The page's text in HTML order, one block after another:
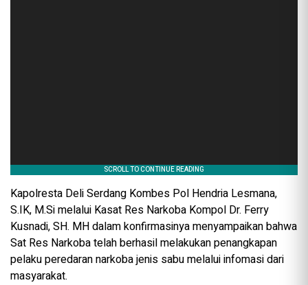
Kapolresta Deli Serdang Kombes Pol Hendria Lesmana,
S.IK, M.Si melalui Kasat Res Narkoba Kompol Dr. Ferry
Kusnadi, SH. MH dalam konfirmasinya menyampaikan bahwa
Sat Res Narkoba telah berhasil melakukan penangkapan
pelaku peredaran narkoba jenis sabu melalui infomasi dari
masyarakat.